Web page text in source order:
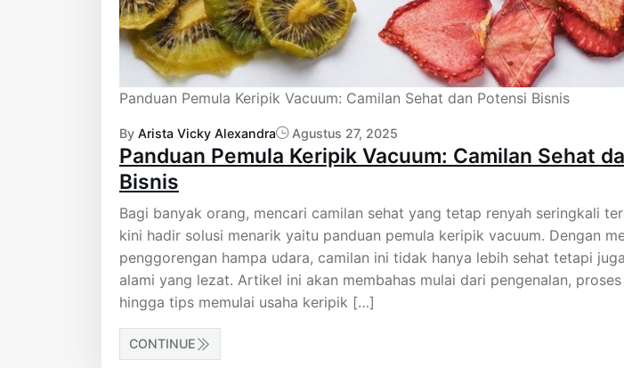
Panduan Pemula Keripik Vacuum: Camilan Sehat dan Potensi Bisnis
By Arista Vicky Alexandra Agustus 27, 2025
Panduan Pemula Keripik Vacuum: Camilan Sehat
Bisnis
Bagi banyak orang, mencari camilan sehat yang tetap renyah seringkali
kini hadir solusi menarik yaitu panduan pemula keripik vacuum. Dengan
penggorengan hampa udara, camilan ini tidak hanya lebih sehat tetapi
alami yang lezat. Artikel ini akan membahas mulai dari pengenalan,
hingga tips memulai usaha keripik […]
CONTINUE